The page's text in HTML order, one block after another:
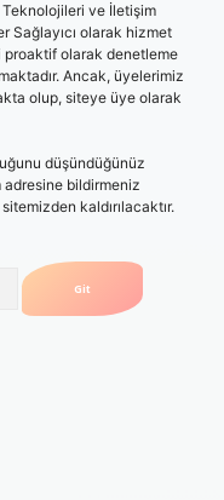
Teknolojileri ve İletişim
Sağlayıcı olarak hizmet
olarak denetleme
Ancak, üyelerimiz
olup, siteye üye olarak
düşündüğünüz
adresine bildirmeniz
kaldırılacaktır.